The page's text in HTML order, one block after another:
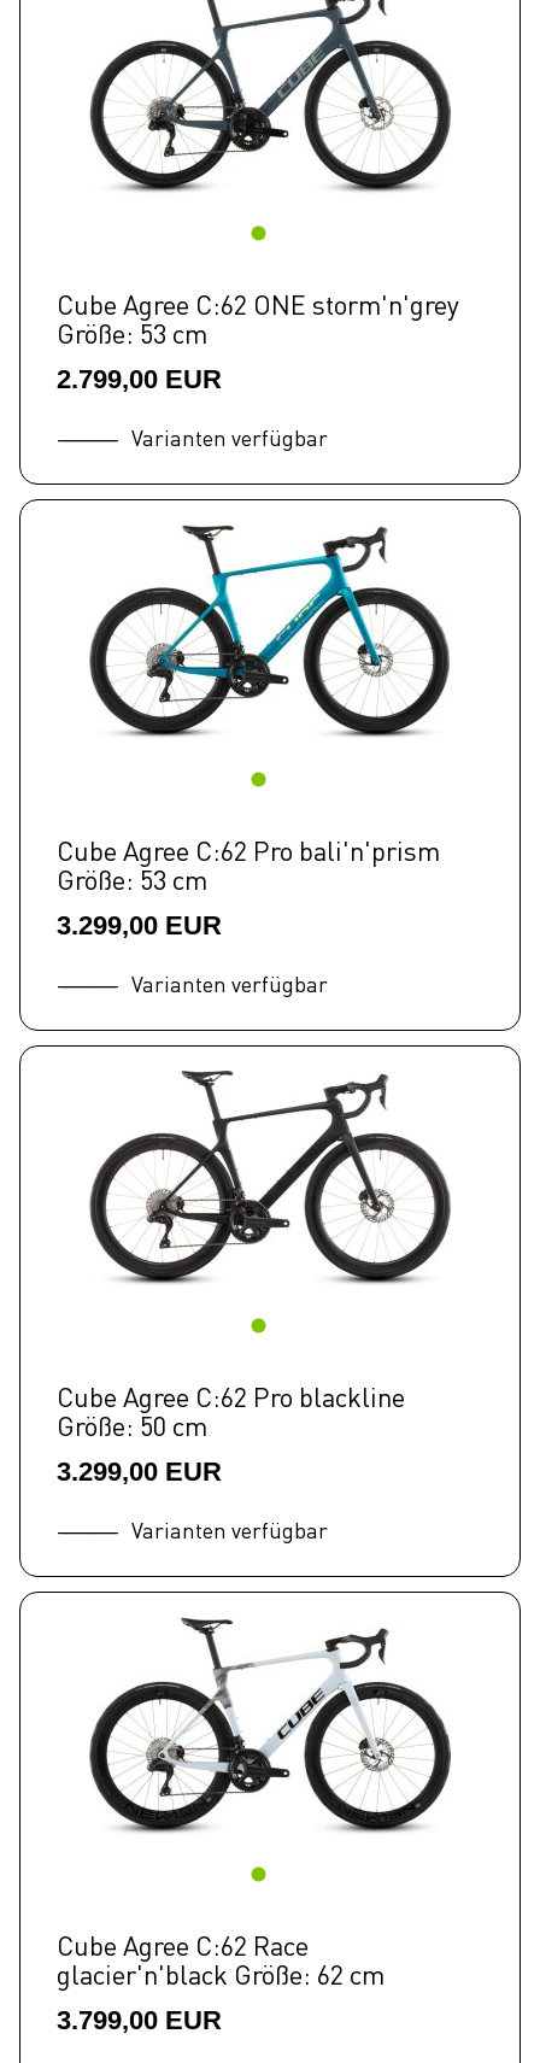
Cube Agree C:62 ONE storm'n'grey
Größe: 53 cm
2.799,00 EUR
Varianten verfügbar
Cube Agree C:62 Pro bali'n'prism
Größe: 53 cm
3.299,00 EUR
Varianten verfügbar
Cube Agree C:62 Pro blackline
Größe: 50 cm
3.299,00 EUR
Varianten verfügbar
Cube Agree C:62 Race
glacier'n'black Größe: 62 cm
3.799,00 EUR